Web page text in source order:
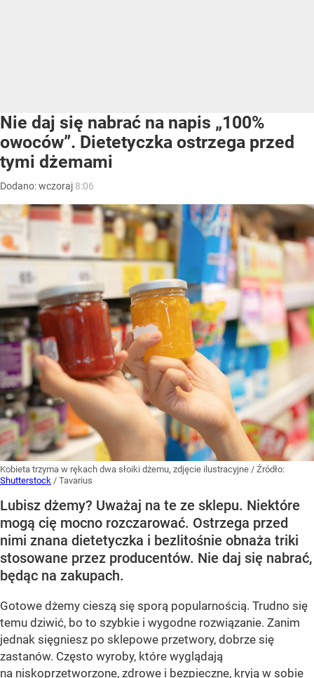
Nie daj się nabrać na napis „100%
owoców”. Dietetyczka ostrzega przed
tymi dżemami
Dodano:wczoraj 8:06
Kobieta trzyma w rękach dwa słoiki dżemu, zdjęcie ilustracyjne / Źródło:
Shutterstock / Tavarius
Lubisz dżemy? Uważaj na te ze sklepu. Niektóre
mogą cię mocno rozczarować. Ostrzega przed
nimi znana dietetyczka i bezlitośnie obnaża triki
stosowane przez producentów. Nie daj się nabrać,
będąc na zakupach.
Gotowe dżemy cieszą się sporą popularnością. Trudno się
temu dziwić, bo to szybkie i wygodne rozwiązanie. Zanim
jednak sięgniesz po sklepowe przetwory, dobrze się
zastanów. Często wyroby, które wyglądają
na niskoprzetworzone, zdrowe i bezpieczne, kryją w sobie